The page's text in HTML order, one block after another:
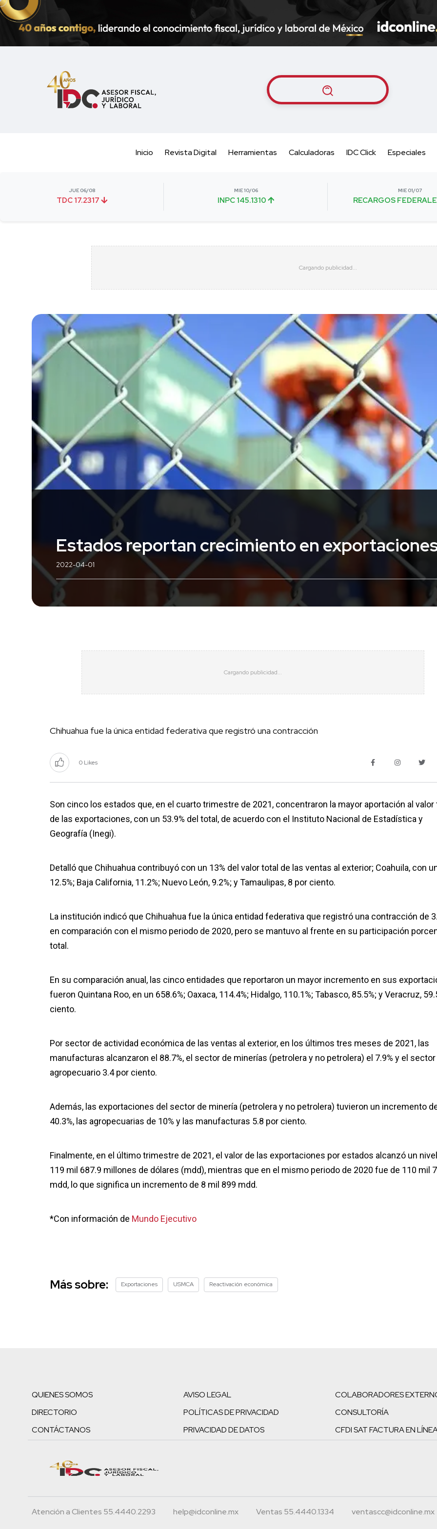
Inicio Revista Digital Herramientas Calculadoras IDC Click Especiales
JUE 06/08
TDC 17.2317
MIE 10/06
INPC 145.1310
MIE 01/07
RECARGOS
Estados reportan crecimiento en
2022-04-01
Chihuahua fue la única entidad federativa que registró una contracción
0 Likes
Son cinco los estados que, en el cuarto trimestre de 2021, concentraron la mayor aportación al valor
de las exportaciones, con un 53.9% del total, de acuerdo con el Instituto Nacional de Estadística y
Geografía (Inegi).
Detalló que Chihuahua contribuyó con un 13% del valor total de las ventas al exterior; Coahuila, con
12.5%; Baja California, 11.2%; Nuevo León, 9.2%; y Tamaulipas, 8 por ciento.
La institución indicó que Chihuahua fue la única entidad federativa que registró una contracción de
en comparación con el mismo periodo de 2020, pero se mantuvo al frente en su participación
total.
En su comparación anual, las cinco entidades que reportaron un mayor incremento en sus
fueron Quintana Roo, en un 658.6%; Oaxaca, 114.4%; Hidalgo, 110.1%; Tabasco, 85.5%; y Veracruz,
ciento.
Por sector de actividad económica de las ventas al exterior, en los últimos tres meses de 2021, las
manufacturas alcanzaron el 88.7%, el sector de minerías (petrolera y no petrolera) el 7.9% y el sector
agropecuario 3.4 por ciento.
Además, las exportaciones del sector de minería (petrolera y no petrolera) tuvieron un incremento
40.3%, las agropecuarias de 10% y las manufacturas 5.8 por ciento.
Finalmente, en el último trimestre de 2021, el valor de las exportaciones por estados alcanzó un
119 mil 687.9 millones de dólares (mdd), mientras que en el mismo periodo de 2020 fue de 110 mil
mdd, lo que significa un incremento de 8 mil 899 mdd.
*Con información de Mundo Ejecutivo
Más sobre: Exportaciones USMCA Reactivación económica
QUIENES SOMOS
DIRECTORIO
CONTÁCTANOS
AVISO LEGAL
POLÍTICAS DE PRIVACIDAD
PRIVACIDAD DE DATOS
COLABORADORES
CONSULTORÍA
CFDI SAT FACTURA EN
Atención a Clientes 55.4440.2293 help@idconline.mx Ventas 55.4440.1334 ventascc@idconline.mx